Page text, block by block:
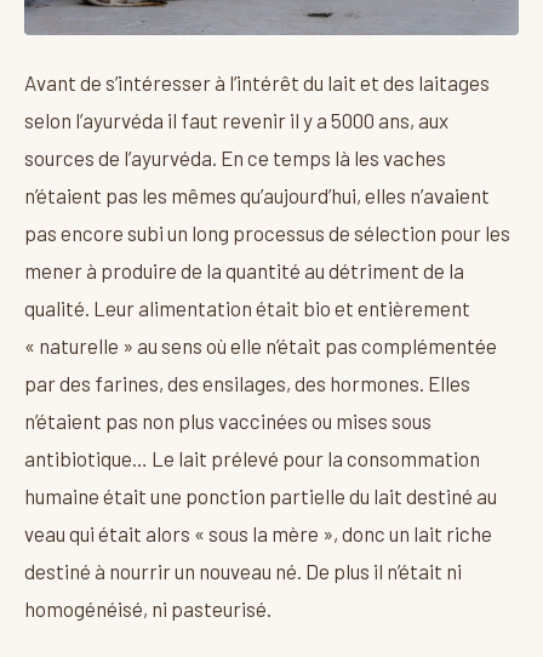
Avant de s’intéresser à l’intérêt du lait et des laitages
selon l’ayurvéda il faut revenir il y a 5000 ans, aux
sources de l’ayurvéda. En ce temps là les vaches
n’étaient pas les mêmes qu’aujourd’hui, elles n’avaient
pas encore subi un long processus de sélection pour les
mener à produire de la quantité au détriment de la
qualité. Leur alimentation était bio et entièrement
« naturelle » au sens où elle n’était pas complémentée
par des farines, des ensilages, des hormones. Elles
n’étaient pas non plus vaccinées ou mises sous
antibiotique… Le lait prélevé pour la consommation
humaine était une ponction partielle du lait destiné au
veau qui était alors « sous la mère », donc un lait riche
destiné à nourrir un nouveau né. De plus il n’était ni
homogénéisé, ni pasteurisé.